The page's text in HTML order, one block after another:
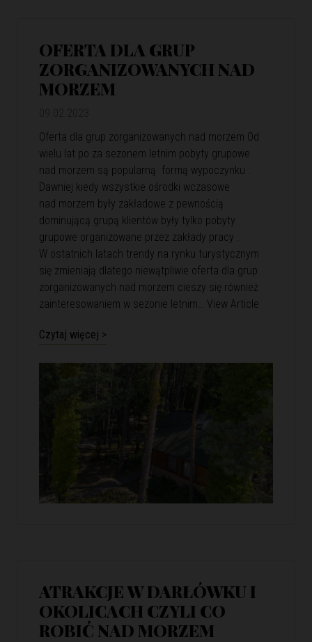
OFERTA DLA GRUP
ZORGANIZOWANYCH NAD
MORZEM
Oferta dla grup zorganizowanych nad morzem Od
wielu lat po za sezonem letnim pobyty grupowe
nad morzem są popularną formą wypoczynku .
Dawniej kiedy wszystkie ośrodki wczasowe
nad morzem były zakładowe z pewnością
dominującą grupą klientów były tylko pobyty
grupowe organizowane przez zakłady pracy .
W ostatnich latach trendy na rynku turystycznym
się zmieniają dlatego niewątpliwie oferta dla grup
zorganizowanych nad morzem cieszy się również
zainteresowaniem w sezonie letnim… View Article
Czytaj więcej >
ATRAKCJE W DARŁÓWKU I
OKOLICACH CZYLI CO
ROBIĆ NAD MORZEM